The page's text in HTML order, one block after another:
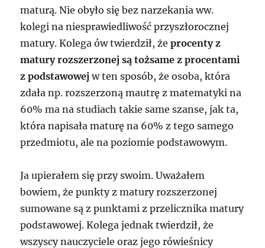
maturą. Nie obyło się bez narzekania ww.
kolegi na niesprawiedliwość przyszłorocznej
matury. Kolega ów twierdził, żeprocenty z
matury rozszerzonej są tożsame z procentami
z podstawowej w ten sposób, że osoba, która
zdała np. rozszerzoną mautrę z matematyki na
60% ma na studiach takie same szanse, jak ta,
która napisała maturę na 60% z tego samego
przedmiotu, ale na poziomie podstawowym.
Ja upierałem się przy swoim. Uważałem
bowiem, że punkty z matury rozszerzonej
sumowane są z punktami z przelicznika matury
podstawowej. Kolega jednak twierdził, że
wszyscy nauczyciele oraz jego rówieśnicy